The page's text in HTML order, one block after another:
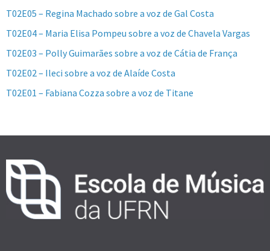
T02E05 – Regina Machado sobre a voz de Gal Costa
T02E04 – Maria Elisa Pompeu sobre a voz de Chavela Vargas
T02E03 – Polly Guimarães sobre a voz de Cátia de França
T02E02 – Ileci sobre a voz de Alaíde Costa
T02E01 – Fabiana Cozza sobre a voz de Titane